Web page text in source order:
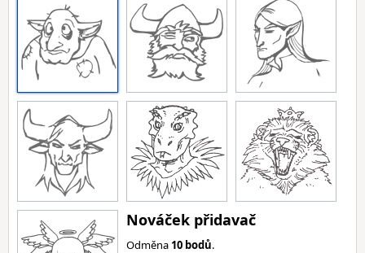
Nováček přidavač
Odměna 10 bodů.